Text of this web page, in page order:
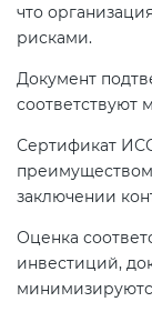
что
рисками.
Документ
соответствуют
Сертификат
заключении
Оценка
инвестиций,
019)
Действующие
регламенты